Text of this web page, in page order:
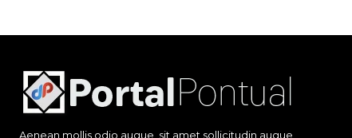
Aenean mollis odio augue, sit amet sollicitudin augue